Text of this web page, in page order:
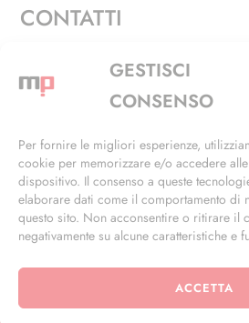
GESTISCI
CONSENSO
Per fornire le migliori esperienze,
cookie per memorizzare e/o accedere
dispositivo. Il consenso a queste
elaborare dati come il comportamento di
questo sito. Non acconsentire o ritirare il
negativamente su alcune caratteristiche e
ACCETTA
CONTATTI
Via Alfieri, 27 - Trezzano Sul
+39 02 4846 3155
info@masterphil.it